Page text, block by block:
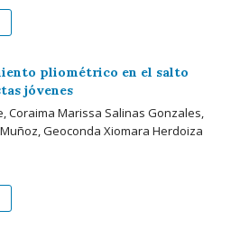
pliométrico en el salto
jóvenes
Coraima Marissa Salinas Gonzales,
Geoconda Xiomara Herdoiza